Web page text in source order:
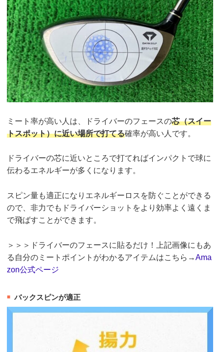
ミート率が高い人は、ドライバーのフェースの芯（スイー
トスポット）に近い場所で打てる確率が高い人です。
ドライバーの芯に近いところで打てればインパクトで球に
伝わるエネルギーが多くになります。
スピン量も適正になりエネルギーロスを防ぐことができる
ので、非力でもドライバーショットをより効率よく遠くま
で飛ばすことができます。
＞＞＞ドライバーのフェースに貼るだけ！上記画像にもあ
る自分のミートポイントがわかるアイテムはこちら→Ama
zon公式ページ
バックスピンが適正